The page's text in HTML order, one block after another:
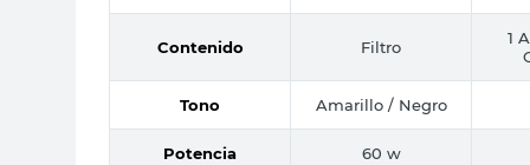
Contenido Filtro
1
Tono Amarillo / Negro
Potencia 60 w